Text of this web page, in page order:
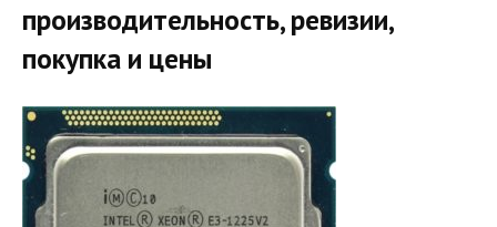
производительность, ревизии,
покупка и цены